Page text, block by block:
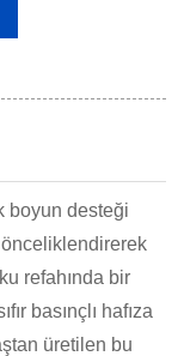
boyun desteği
önceliklendirerek
refahında bir
basınçlı hafıza
üretilen bu